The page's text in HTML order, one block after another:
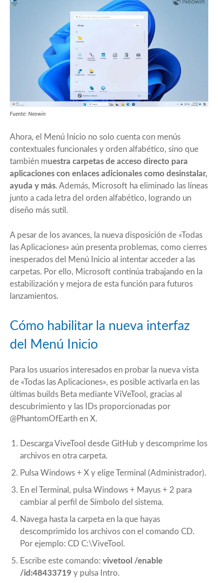
Fuente: Neowin
Ahora, el Menú Inicio no solo cuenta con menús
contextuales funcionales y orden alfabético, sino que
también muestra carpetas de acceso directo para
aplicaciones con enlaces adicionales como desinstalar,
ayuda y más. Además, Microsoft ha eliminado las líneas
junto a cada letra del orden alfabético, logrando un
diseño más sutil.
A pesar de los avances, la nueva disposición de «Todas
las Aplicaciones» aún presenta problemas, como cierres
inesperados del Menú Inicio al intentar acceder a las
carpetas. Por ello, Microsoft continúa trabajando en la
estabilización y mejora de esta función para futuros
lanzamientos.
Cómo habilitar la nueva interfaz
del Menú Inicio
Para los usuarios interesados en probar la nueva vista
de «Todas las Aplicaciones», es posible activarla en las
últimas builds Beta mediante ViVeTool, gracias al
descubrimiento y las IDs proporcionadas por
@PhantomOfEarth en X.
Descarga ViveTool desde GitHub y descomprime los
archivos en otra carpeta.
Pulsa Windows + X y elige Terminal (Administrador).
En el Terminal, pulsa Windows + Mayus + 2 para
cambiar al perfil de Símbolo del sistema.
Navega hasta la carpeta en la que hayas
descomprimido los archivos con el comando CD.
Por ejemplo: CD C:\ViveTool.
Escribe este comando: vivetool /enable
/id:48433719 y pulsa Intro.